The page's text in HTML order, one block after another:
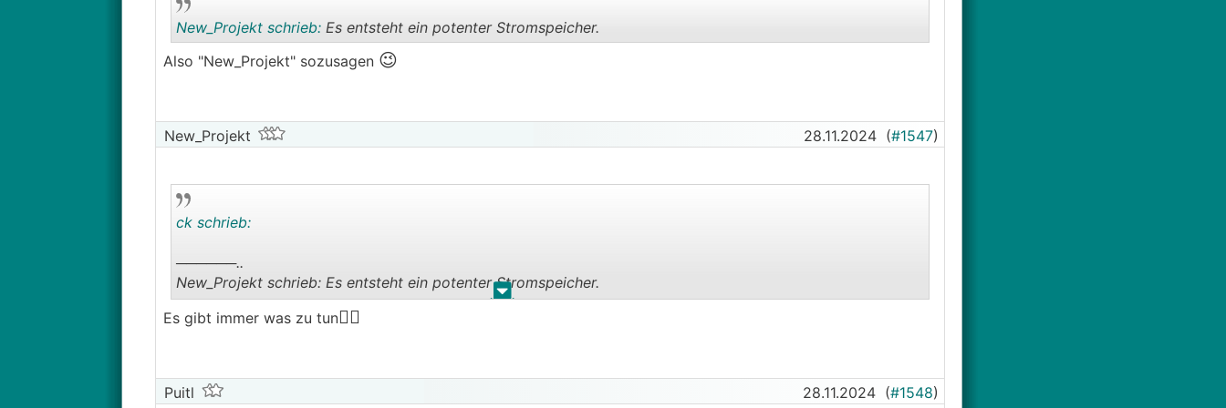
New_Projekt schrieb:Es entsteht ein potenter Stromspeicher.
Also "New_Projekt" sozusagen 😉
New_Projekt 28.11.2024 (#1547)
. .
ck schrieb:
──────..
New_Projekt schrieb: Es entsteht ein potenter Stromspeicher.
───────────────
Es gibt immer was zu tun🤷‍♀️
Puitl 28.11.2024 (#1548)